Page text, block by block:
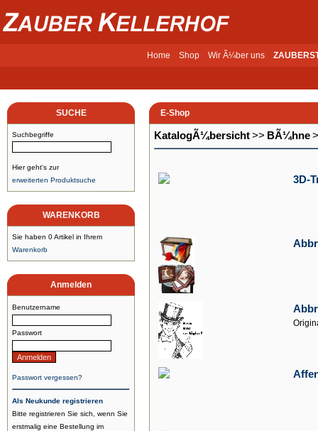
Home Shop Wir Ã¼ber uns
SUCHE
Suchbegriffe
Hier geht's zur
erweiterten Produktsuche
WARENKORB
Sie haben 0 Artikel in Ihrem
Warenkorb
Anmelden
Benutzername
Passwort
Passwort vergessen?
Als Neukunde registrieren
Bitte registrieren Sie sich, wenn Sie
erstmalig eine Bestellung im
E-Shop
KatalogÃ¼bersicht>> BÃ¼hne
3D-